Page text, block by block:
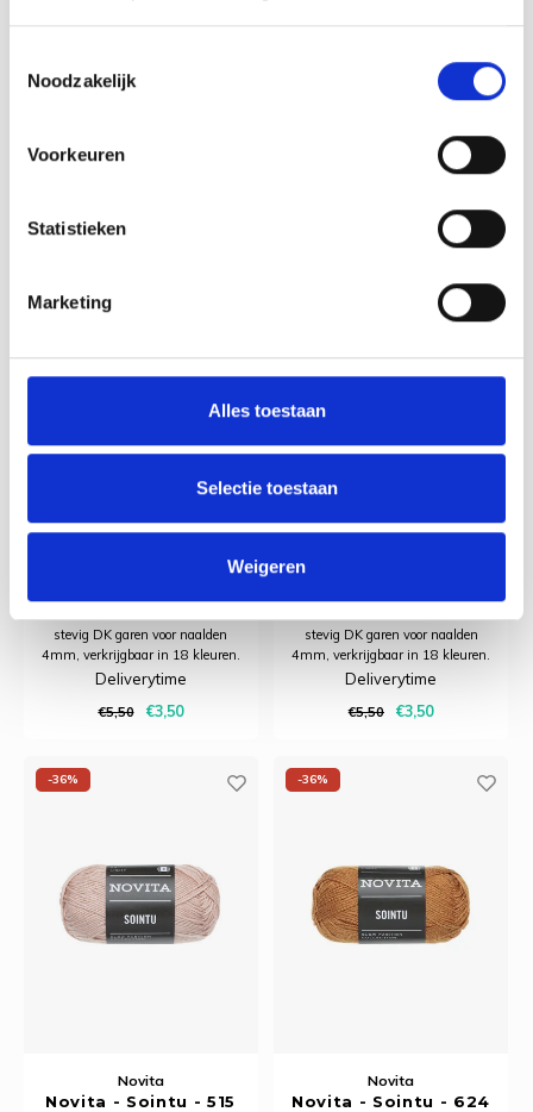
Noodzakelijk
Voorkeuren
Statistieken
Marketing
Alles toestaan
Selectie toestaan
Weigeren
Novita Sointu is een zacht en
Deliverytime
Novita Sointu is een zacht en
4mm, verkrijgbaar in 18 kleuren.
Note
stevig DK garen voor naalden
4mm, verkrijgbaar in 18 kleuren.
Deliverytime
€5,50 €3,50
Encore
stevig DK garen voor naalden
4mm, verkrijgbaar in 18 kleuren.
Deliverytime
€5,50 €3,50
-36%
Novita
Novita - Sointu - 515
-36%
Novita
Novita - Sointu - 624